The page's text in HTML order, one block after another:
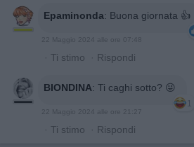
Epaminonda: Buona giornata 👍
22 Maggio 2024 alle ore 07:48
· Ti stimo · Rispondi
BIONDINA: Ti caghi sotto? 😜
1
22 Maggio 2024 alle ore 21:27
· Ti stimo · Rispondi